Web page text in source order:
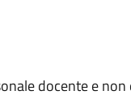
docente e